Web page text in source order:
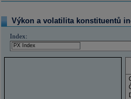
Výkon a volatilita konstituentů
Index: